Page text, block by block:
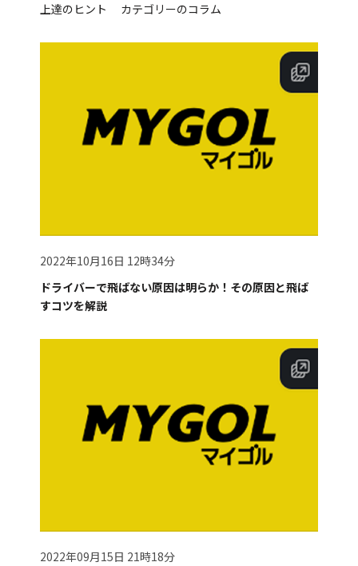
上達のヒント カテゴリーのコラム
2022年10月16日 12時34分
ドライバーで飛ばない原因は明らか！その原因と飛ば
すコツを解説
2022年09月15日 21時18分